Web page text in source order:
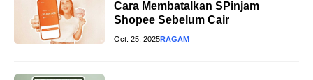
Cara Membatalkan SPinjam
Shopee Sebelum Cair
Oct. 25, 2025RAGAM